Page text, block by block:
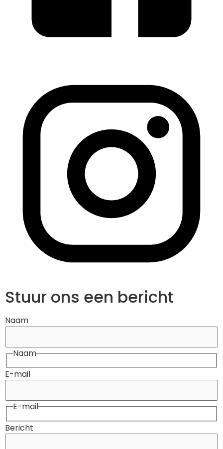
Stuur ons een bericht
Naam
Naam
E-mail
E-mail
Bericht